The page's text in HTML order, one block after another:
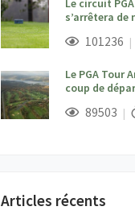
Le circuit
s’arrêtera de
; 101236
Le PGA Tour
coup de
; 89503
Articles récents